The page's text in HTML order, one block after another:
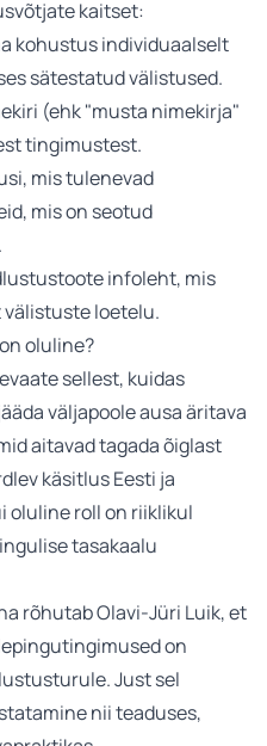
kaitset:
kohustus individuaalselt
sätestatud välistused.
(ehk "musta nimekirja"
tingimustest.
mis tulenevad
mis on seotud
infoleht, mis
loetelu.
oluline?
sellest, kuidas
väljapoole ausa äritava
aitavad tagada õiglast
käsitlus Eesti ja
oluline roll on riiklikul
tasakaalu
rõhutab Olavi-Jüri Luik, et
on
Just sel
nii teaduses,